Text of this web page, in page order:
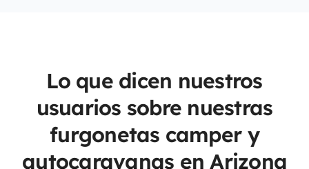
Lo que dicen nuestros
usuarios sobre nuestras
furgonetas camper y
autocaravanas en Arizona